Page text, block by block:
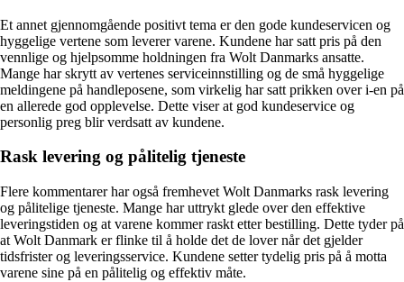
Et annet gjennomgående positivt tema er den gode kundeservicen og
hyggelige vertene som leverer varene. Kundene har satt pris på den
vennlige og hjelpsomme holdningen fra Wolt Danmarks ansatte.
Mange har skrytt av vertenes serviceinnstilling og de små hyggelige
meldingene på handleposene, som virkelig har satt prikken over i-en på
en allerede god opplevelse. Dette viser at god kundeservice og
personlig preg blir verdsatt av kundene.
Rask levering og pålitelig tjeneste
Flere kommentarer har også fremhevet Wolt Danmarks rask levering
og pålitelige tjeneste. Mange har uttrykt glede over den effektive
leveringstiden og at varene kommer raskt etter bestilling. Dette tyder på
at Wolt Danmark er flinke til å holde det de lover når det gjelder
tidsfrister og leveringsservice. Kundene setter tydelig pris på å motta
varene sine på en pålitelig og effektiv måte.